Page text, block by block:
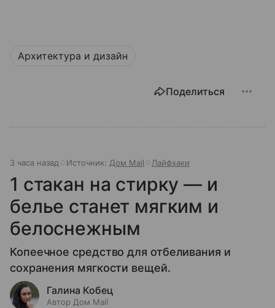
Архитектура и дизайн
Поделиться
3 часа назад Источник: Дом Mail Лайфхаки
1 стакан на стирку — и
белье станет мягким и
белоснежным
Копеечное средство для отбеливания и
сохранения мягкости вещей.
Галина Кобец
Автор Дом Mail